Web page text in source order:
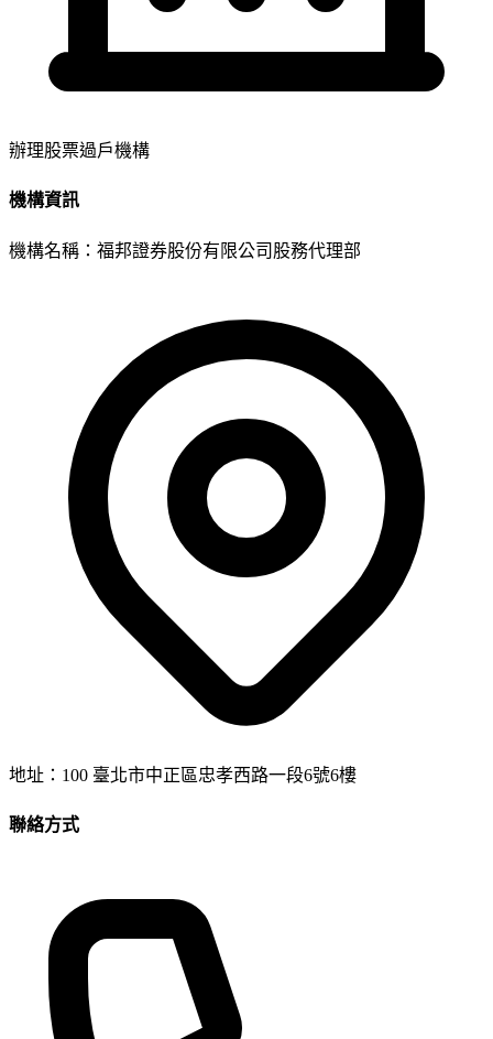
辦理股票過戶機構
機構資訊
機構名稱： 福邦證券股份有限公司股務代理部
地址： 100 臺北市中正區忠孝西路一段6號6樓
聯絡方式